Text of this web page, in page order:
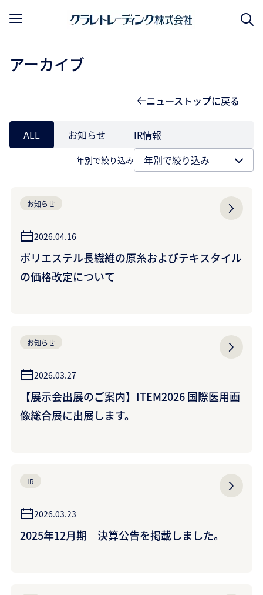
アーカイブ
ニューストップに戻る
ALL お知らせ IR情報
年別で絞り込み
お知らせ
2026.04.16
ポリエステル長繊維の原糸およびテキスタイル
の価格改定について
お知らせ
2026.03.27
【展示会出展のご案内】ITEM2026 国際医用画
像総合展に出展します。
IR
2026.03.23
2025年12月期 決算公告を掲載しました。